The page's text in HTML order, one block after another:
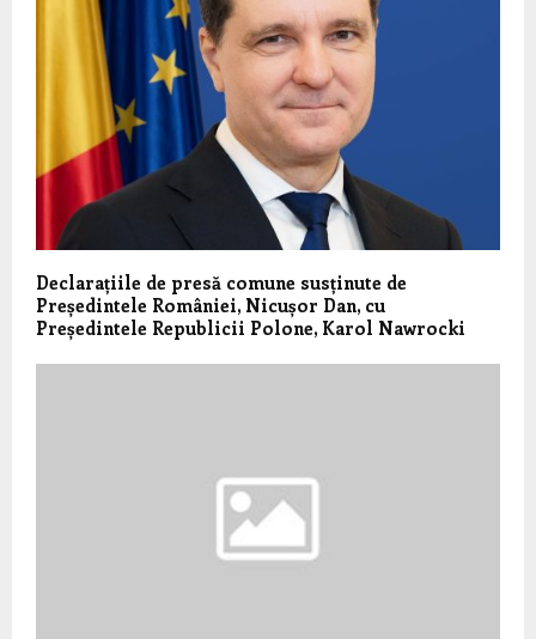
Declarațiile de presă comune susținute de
Președintele României, Nicușor Dan, cu
Președintele Republicii Polone, Karol Nawrocki